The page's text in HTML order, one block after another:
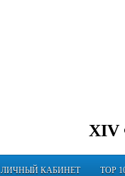
XIV
ЛИЧНЫЙ КАБИНЕТ TOP